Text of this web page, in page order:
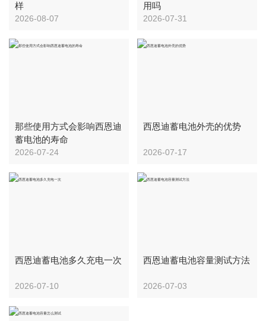
联系我们
样
2026-08-07
用吗
2026-07-31
那些使用方式会影响西恩迪
蓄电池的寿命
2026-07-24
西恩迪蓄电池外壳的优势
2026-07-17
西恩迪蓄电池多久充电一次
2026-07-10
西恩迪蓄电池容量测试方法
2026-07-03